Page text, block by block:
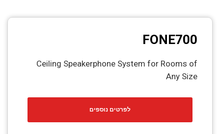
FONE700
Ceiling Speakerphone System for Rooms of
Any Size
לפרטים נוספים